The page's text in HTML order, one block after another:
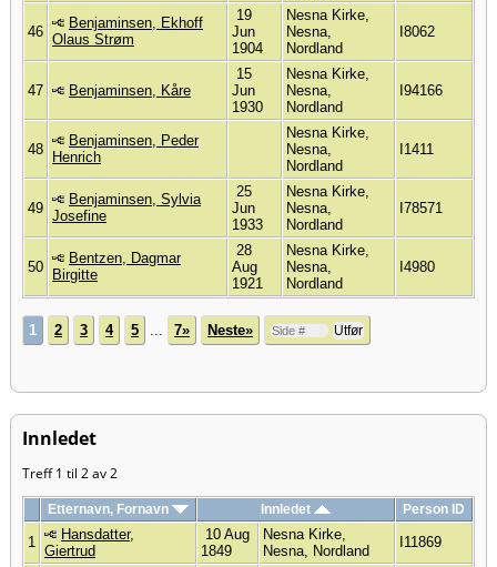
46
Benjaminsen, Ekhoff
Olaus Strøm
19
Jun
1904
Nesna Kirke,
Nesna,
Nordland
I8062
47 Benjaminsen, Kåre
15
Jun
1930
Nesna Kirke,
Nesna,
Nordland
I94166
48
Benjaminsen, Peder
Henrich
Nesna Kirke,
Nesna,
Nordland
I1411
49
Benjaminsen, Sylvia
Josefine
25
Jun
1933
Nesna Kirke,
Nesna,
Nordland
I78571
50
Bentzen, Dagmar
Birgitte
28
Aug
1921
Nesna Kirke,
Nesna,
Nordland
I4980
1 2 3 4 5 ... 7» Neste»
Innledet
Treff 1 til 2 av 2
Etternavn, Fornavn Innledet Person ID
1
Hansdatter,
Giertrud
10 Aug
1849
Nesna Kirke,
Nesna, Nordland
I11869